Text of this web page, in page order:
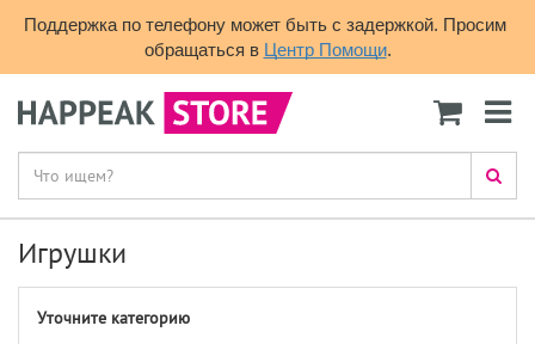
Поддержка по телефону может быть с задержкой. Просим
обращаться в Центр Помощи.
Игрушки
Уточните категорию